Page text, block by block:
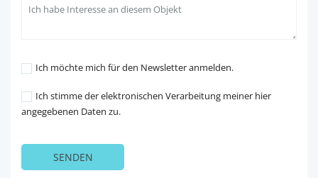
Ich möchte mich für den Newsletter anmelden.
Ich stimme der elektronischen Verarbeitung meiner hier
angegebenen Daten zu.